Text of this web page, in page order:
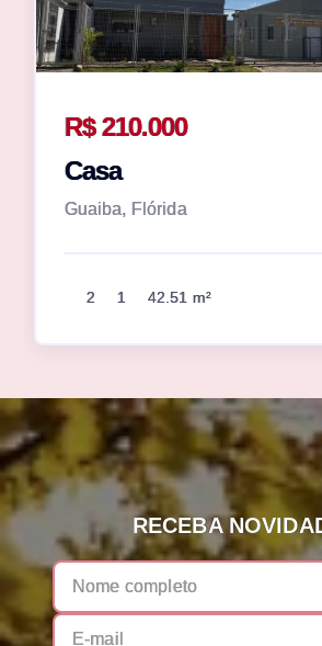
R$ 210.000
Casa
Guaiba, Flórida
2 1 42.51 m²
RECEBA